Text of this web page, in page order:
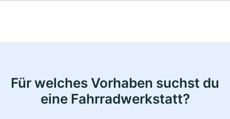
Für welches Vorhaben suchst du
eine Fahrradwerkstatt?